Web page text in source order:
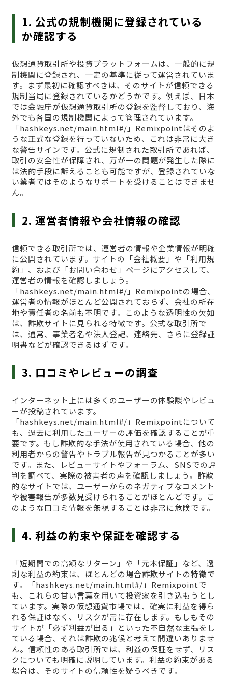
1. 公式の規制機関に登録されている
か確認する
仮想通貨取引所や投資プラットフォームは、一般的に規
制機関に登録され、一定の基準に従って運営されていま
す。まず最初に確認すべきは、そのサイトが信頼できる
規制当局に登録されているかどうかです。例えば、日本
では金融庁が仮想通貨取引所の登録を監督しており、海
外でも各国の規制機関によって管理されています。
「hashkeys.net/main.html#/」Remixpointはそのよ
うな正式な登録を行っていないため、これは非常に大き
な警告サインです。公式に規制された取引所であれば、
取引の安全性が保障され、万が一の問題が発生した際に
は法的手段に訴えることも可能ですが、登録されていな
い業者ではそのようなサポートを受けることはできませ
ん。
2. 運営者情報や会社情報の確認
信頼できる取引所では、運営者の情報や企業情報が明確
に公開されています。サイトの「会社概要」や「利用規
約」、および「お問い合わせ」ページにアクセスして、
運営者の情報を確認しましょう。
「hashkeys.net/main.html#/」Remixpointの場合、
運営者の情報がほとんど公開されておらず、会社の所在
地や責任者の名前も不明です。このような透明性の欠如
は、詐欺サイトに見られる特徴です。公式な取引所で
は、通常、事業者名や法人登記、連絡先、さらに登録証
明書などが確認できるはずです。
3. 口コミやレビューの調査
インターネット上には多くのユーザーの体験談やレビュ
ーが投稿されています。
「hashkeys.net/main.html#/」Remixpointについて
も、過去に利用したユーザーの評価を確認することが重
要です。もし詐欺的な手法が使用されている場合、他の
利用者からの警告やトラブル報告が見つかることが多い
です。また、レビューサイトやフォーラム、SNSでの評
判を調べて、実際の被害者の声を確認しましょう。詐欺
的なサイトでは、ユーザーからのネガティブなコメント
や被害報告が多数見受けられることがほとんどです。こ
のような口コミ情報を無視することは非常に危険です。
4. 利益の約束や保証を確認する
「短期間での高額なリターン」や「元本保証」など、過
剰な利益の約束は、ほとんどの場合詐欺サイトの特徴で
す。「hashkeys.net/main.html#/」Remixpointで
も、これらの甘い言葉を用いて投資家を引き込もうとし
ています。実際の仮想通貨市場では、確実に利益を得ら
れる保証はなく、リスクが常に存在します。もしもその
サイトが「必ず利益が出る」といった不自然な主張をし
ている場合、それは詐欺の兆候と考えて間違いありませ
ん。信頼性のある取引所では、利益の保証をせず、リス
クについても明確に説明しています。利益の約束がある
場合は、そのサイトの信頼性を疑うべきです。